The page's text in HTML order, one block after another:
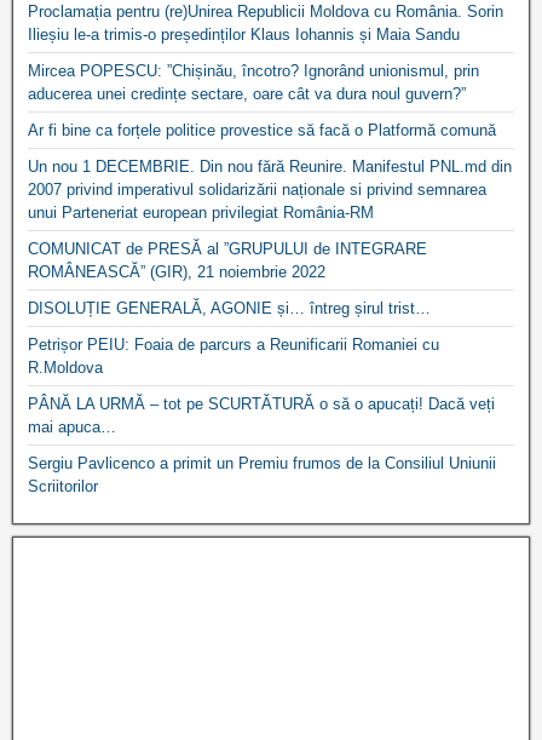
Proclamația pentru (re)Unirea Republicii Moldova cu România. Sorin
Ilieșiu le-a trimis-o președinților Klaus Iohannis și Maia Sandu
Mircea POPESCU: ”Chișinău, încotro? Ignorând unionismul, prin
aducerea unei credințe sectare, oare cât va dura noul guvern?”
Ar fi bine ca forțele politice provestice să facă o Platformă comună
Un nou 1 DECEMBRIE. Din nou fără Reunire. Manifestul PNL.md din
2007 privind imperativul solidarizării naționale si privind semnarea
unui Parteneriat european privilegiat România-RM
COMUNICAT de PRESĂ al ”GRUPULUI de INTEGRARE
ROMÂNEASCĂ” (GIR), 21 noiembrie 2022
DISOLUȚIE GENERALĂ, AGONIE și… întreg șirul trist…
Petrișor PEIU: Foaia de parcurs a Reunificarii Romaniei cu
R.Moldova
PÂNĂ LA URMĂ – tot pe SCURTĂTURĂ o să o apucați! Dacă veți
mai apuca…
Sergiu Pavlicenco a primit un Premiu frumos de la Consiliul Uniunii
Scriitorilor